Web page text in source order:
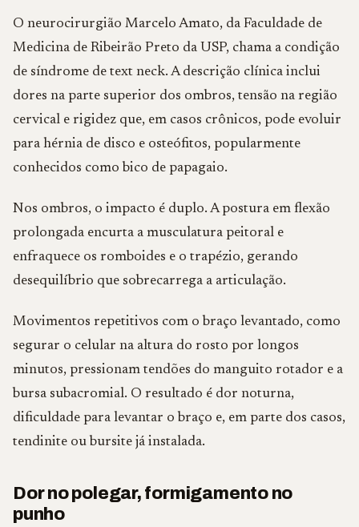
O neurocirurgião Marcelo Amato, da Faculdade de
Medicina de Ribeirão Preto da USP, chama a condição
de síndrome de text neck. A descrição clínica inclui
dores na parte superior dos ombros, tensão na região
cervical e rigidez que, em casos crônicos, pode evoluir
para hérnia de disco e osteófitos, popularmente
conhecidos como bico de papagaio.
Nos ombros, o impacto é duplo. A postura em flexão
prolongada encurta a musculatura peitoral e
enfraquece os romboides e o trapézio, gerando
desequilíbrio que sobrecarrega a articulação.
Movimentos repetitivos com o braço levantado, como
segurar o celular na altura do rosto por longos
minutos, pressionam tendões do manguito rotador e a
bursa subacromial. O resultado é dor noturna,
dificuldade para levantar o braço e, em parte dos casos,
tendinite ou bursite já instalada.
Dor no polegar, formigamento no
punho